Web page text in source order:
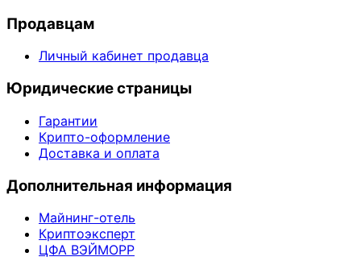
Продавцам
Личный кабинет продавца
Юридические страницы
Гарантии
Крипто-оформление
Доставка и оплата
Дополнительная информация
Майнинг-отель
Криптоэксперт
ЦФА ВЭЙМОРР